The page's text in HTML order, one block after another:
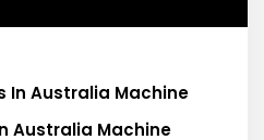
Australia Machine